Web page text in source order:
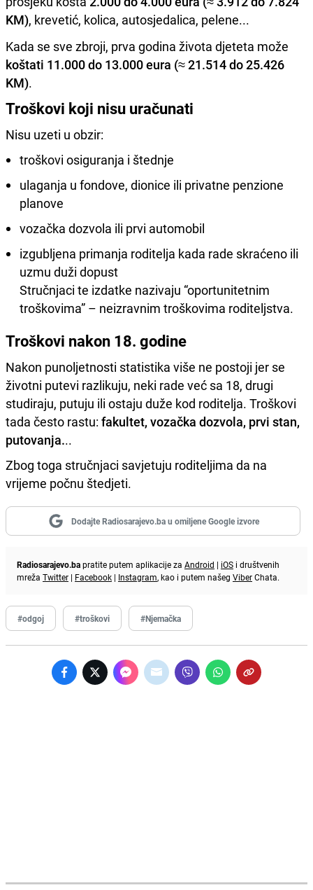
KM), krevetić, kolica, autosjedalica, pelene...
Kada se sve zbroji, prva godina života djeteta može
koštati 11.000 do 13.000 eura (≈ 21.514 do 25.426
KM).
Troškovi koji nisu uračunati
Nisu uzeti u obzir:
troškovi osiguranja i štednje
ulaganja u fondove, dionice ili privatne penzione
planove
vozačka dozvola ili prvi automobil
izgubljena primanja roditelja kada rade skraćeno ili
uzmu duži dopust
Stručnjaci te izdatke nazivaju “oportunitetnim
troškovima” – neizravnim troškovima roditeljstva.
Troškovi nakon 18. godine
Nakon punoljetnosti statistika više ne postoji jer se
životni putevi razlikuju, neki rade već sa 18, drugi
studiraju, putuju ili ostaju duže kod roditelja. Troškovi
tada često rastu: fakultet, vozačka dozvola, prvi stan,
putovanja...
Zbog toga stručnjaci savjetuju roditeljima da na
vrijeme počnu štedjeti.
Dodajte Radiosarajevo.ba u omiljene Google izvore
Radiosarajevo.bapratite putem aplikacije za Android | iOS i društvenih
mreža Twitter | Facebook | Instagram, kao i putem našeg ViberChata.
#odgoj #troškovi #Njemačka